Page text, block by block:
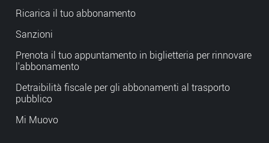
Ricarica il tuo abbonamento
Sanzioni
Prenota il tuo appuntamento in biglietteria per rinnovare
l'abbonamento
Detraibilità fiscale per gli abbonamenti al trasporto
pubblico
Mi Muovo